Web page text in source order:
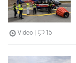
Video 15